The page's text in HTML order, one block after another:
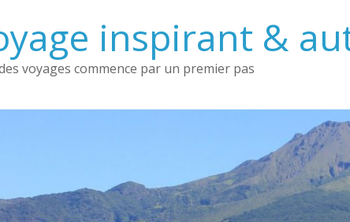
inspirant &
voyages commence par un premier pas